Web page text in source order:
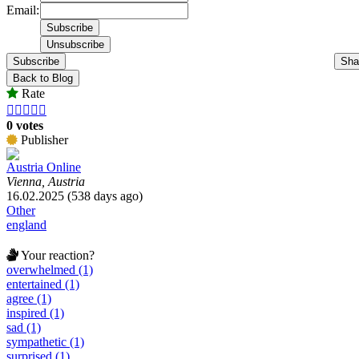
Email:
Subscribe
Back to Blog
Rate
    
0 votes
Publisher
Austria Online
Vienna, Austria
16.02.2025 (538 days ago)
Other
england
Your reaction?
overwhelmed (1)
entertained (1)
agree (1)
inspired (1)
sad (1)
sympathetic (1)
surprised (1)